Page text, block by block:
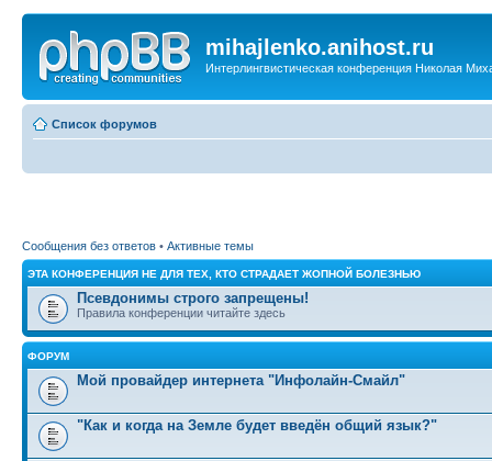
mihajlenko.anihost.ru
Интерлингвистическая конференция Николая
Список форумов
Сообщения без ответов • Активные темы
ЭТА КОНФЕРЕНЦИЯ НЕ ДЛЯ ТЕХ, КТО СТРАДАЕТ ЖОПНОЙ БОЛЕЗНЬЮ
Псевдонимы строго запрещены!
Правила конференции читайте здесь
ФОРУМ
Мой провайдер интернета "Инфолайн-Смайл"
"Как и когда на Земле будет введён общий язык?"